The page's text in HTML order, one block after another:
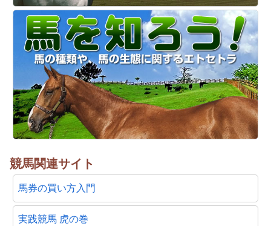
競馬関連サイト
馬券の買い方入門
実践競馬 虎の巻